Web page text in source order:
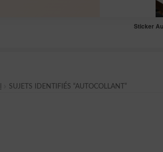
Sticker
SUJETS IDENTIFIÉS “AUTOCOLLANT”